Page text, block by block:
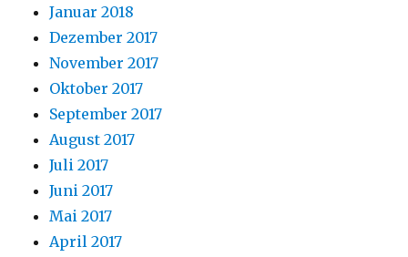
Januar 2018
Dezember 2017
November 2017
Oktober 2017
September 2017
August 2017
Juli 2017
Juni 2017
Mai 2017
April 2017